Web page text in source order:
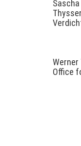
Werner
Office